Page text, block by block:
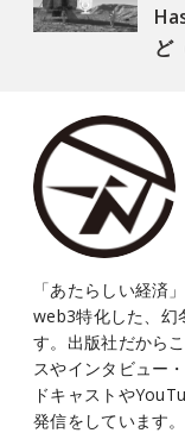
ど
「あたらしい経済
web3特化した、幻
す。出版社だから
スやインタビュー
ドキャストや
発信をしています